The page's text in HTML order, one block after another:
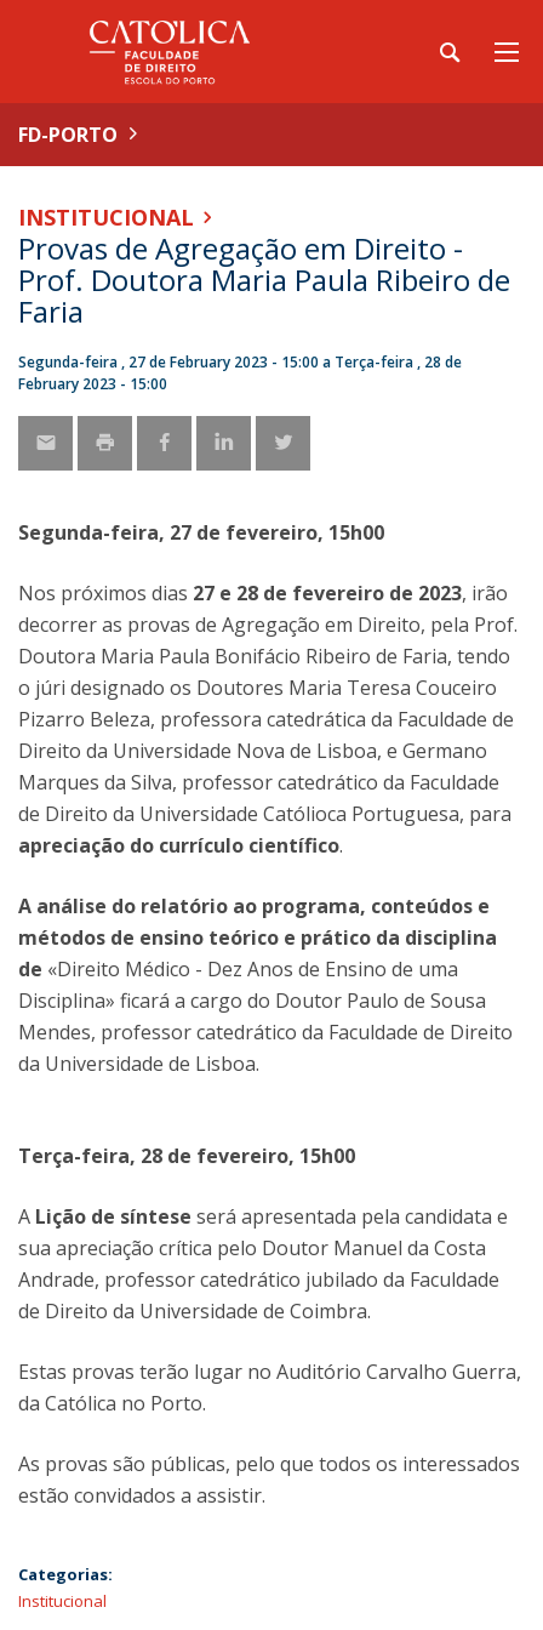
FD-PORTO
INSTITUCIONAL
Provas de Agregação em Direito -
Prof. Doutora Maria Paula Ribeiro de
Faria
Segunda-feira , 27 de February 2023 - 15:00 a Terça-feira , 28 de
February 2023 - 15:00
Segunda-feira, 27 de fevereiro, 15h00
Nos próximos dias 27 e 28 de fevereiro de 2023, irão
decorrer as provas de Agregação em Direito, pela Prof.
Doutora Maria Paula Bonifácio Ribeiro de Faria, tendo
o júri designado os Doutores Maria Teresa Couceiro
Pizarro Beleza, professora catedrática da Faculdade de
Direito da Universidade Nova de Lisboa, e Germano
Marques da Silva, professor catedrático da Faculdade
de Direito da Universidade Católioca Portuguesa, para
apreciação do currículo científico.
A análise do relatório ao programa, conteúdos e
métodos de ensino teórico e prático da disciplina
de «Direito Médico - Dez Anos de Ensino de uma
Disciplina» ficará a cargo do Doutor Paulo de Sousa
Mendes, professor catedrático da Faculdade de Direito
da Universidade de Lisboa.
Terça-feira, 28 de fevereiro, 15h00
A Lição de síntese será apresentada pela candidata e
sua apreciação crítica pelo Doutor Manuel da Costa
Andrade, professor catedrático jubilado da Faculdade
de Direito da Universidade de Coimbra.
Estas provas terão lugar no Auditório Carvalho Guerra,
da Católica no Porto.
As provas são públicas, pelo que todos os interessados
estão convidados a assistir.
Categorias:
Institucional